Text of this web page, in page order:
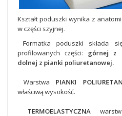
Kształt poduszki wynika z
w części szyjnej.
Formatka poduszki składa
profilowanych części: górnej z
dolnej z pianki poliuretanowej.
Warstwa PIANKI
właściwą wysokość.
TERMOELASTYCZNA